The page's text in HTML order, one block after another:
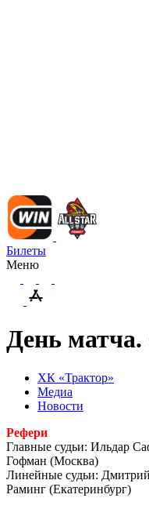
Билеты
Меню
День матча.
ХК «Трактор»
Медиа
Новости
Рефери
Главные судьи: Ильдар
Гофман (Москва)
Линейные судьи:
Раминг (Екатеринбург)